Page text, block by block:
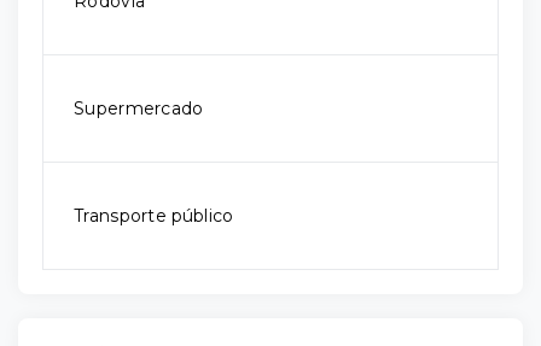
Supermercado
Transporte público